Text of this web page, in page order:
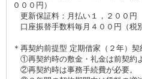
０００円）
更新保証料：月払い１，２００円
口座振替手数料毎月４００円（税
＊再契約前提型 定期借家（２年）契
①再契約時の敷金・礼金は前契約
②再契約時は事務手続費が必要。